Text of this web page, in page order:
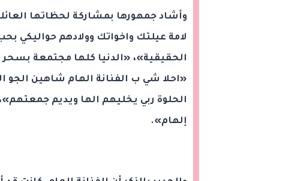
وأشاد جمهورها بمشاركة لحظاتها
لامة عيلتك واخواتك وولادهم حواليكي
الحقيقية»، «الدنيا كلها مجتمعة
«احلا شي ب الفنانة الهام شاهين الجو
الحلوة ربي يخليهم الها ويديم
إلهام».